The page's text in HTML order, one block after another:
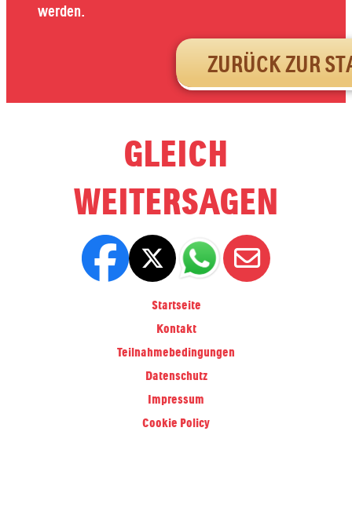
werden.
ZURÜCK ZUR
GLEICH
WEITERSAGEN
Startseite
Kontakt
Teilnahmebedingungen
Datenschutz
Impressum
Cookie Policy